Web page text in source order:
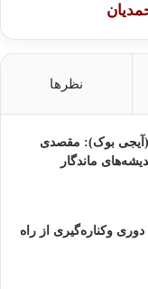
نظرها
(آیجی بوک): مقصدی
ماندگار
وکناره‌گیری از راه